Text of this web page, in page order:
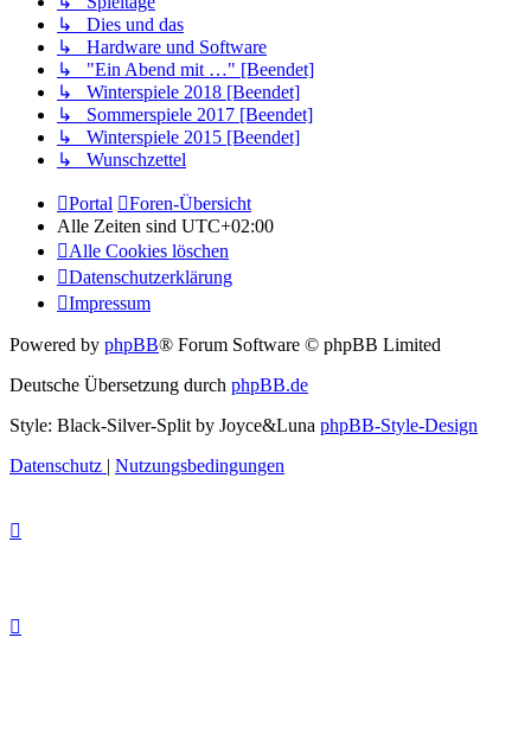
↳ Dies und das
↳ Hardware und Software
↳ "Ein Abend mit …" [Beendet]
↳ Winterspiele 2018 [Beendet]
↳ Sommerspiele 2017 [Beendet]
↳ Winterspiele 2015 [Beendet]
↳ Wunschzettel
Portal
Foren-Übersicht
Alle Zeiten sind UTC+02:00
Alle Cookies löschen
Datenschutzerklärung
Impressum
Powered by phpBB® Forum Software © phpBB Limited
Deutsche Übersetzung durch phpBB.de
Style: Black-Silver-Split by Joyce&Luna phpBB-Style-Design
Datenschutz | Nutzungsbedingungen